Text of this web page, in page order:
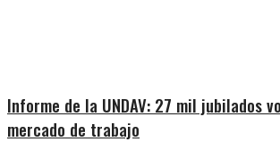
Informe de la UNDAV: 27 mil jubilados
mercado de trabajo